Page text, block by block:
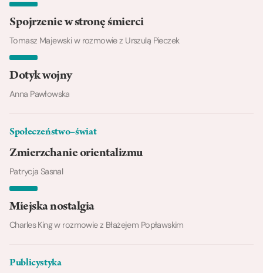
Spojrzenie w stronę śmierci
Tomasz Majewski w rozmowie z Urszulą Pieczek
Dotyk wojny
Anna Pawłowska
Społeczeństwo–świat
Zmierzchanie orientalizmu
Patrycja Sasnal
Charles King w rozmowie z Błażejem Popławskim
Publicystyka